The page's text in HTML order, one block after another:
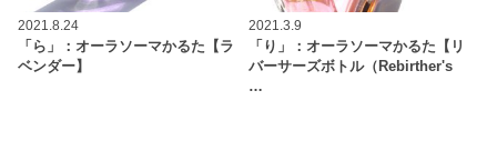
2021.8.24
「ら」：オーラソーマかるた【ラ
ベンダー】
2021.3.9
「り」：オーラソーマかるた【リ
バーサーズボトル（Rebirther's
…